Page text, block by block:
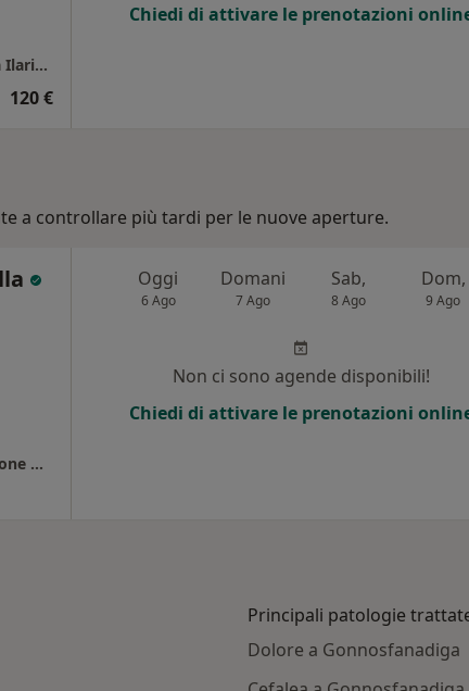
CNC - CENTRO NEUROLOGICO CAGLIARI Dr.ssa Ilaria Laccu
120 €
Chiedi di attivare le prenotazioni
a controllare più tardi per le nuove aperture.
Presso CTR Centro Ambulatoriale di Riabilitazione Globale
Oggi
6 Ago
Domani
7 Ago
Sab,
8 Ago
Dom,
9 Ago
Non ci sono agende disponibili!
Chiedi di attivare le prenotazioni
Principali patologie
Dolore a Gonnosfanadiga